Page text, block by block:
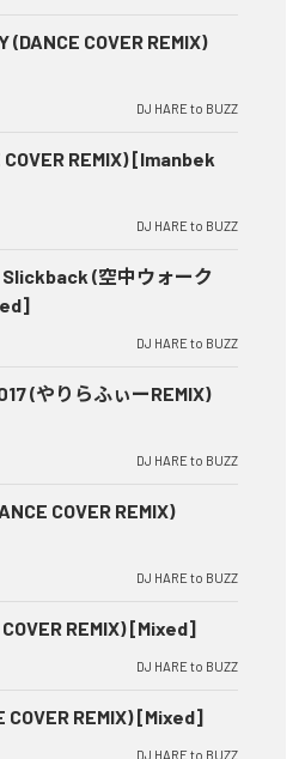
(DANCE COVER REMIX)
DJ HARE to BUZZ
REMIX) [Imanbek
DJ HARE to BUZZ
(空中ウォーク
DJ HARE to BUZZ
(やりらふぃーREMIX)
DJ HARE to BUZZ
COVER REMIX)
DJ HARE to BUZZ
REMIX) [Mixed]
DJ HARE to BUZZ
COVER REMIX) [Mixed]
DJ HARE to BUZZ